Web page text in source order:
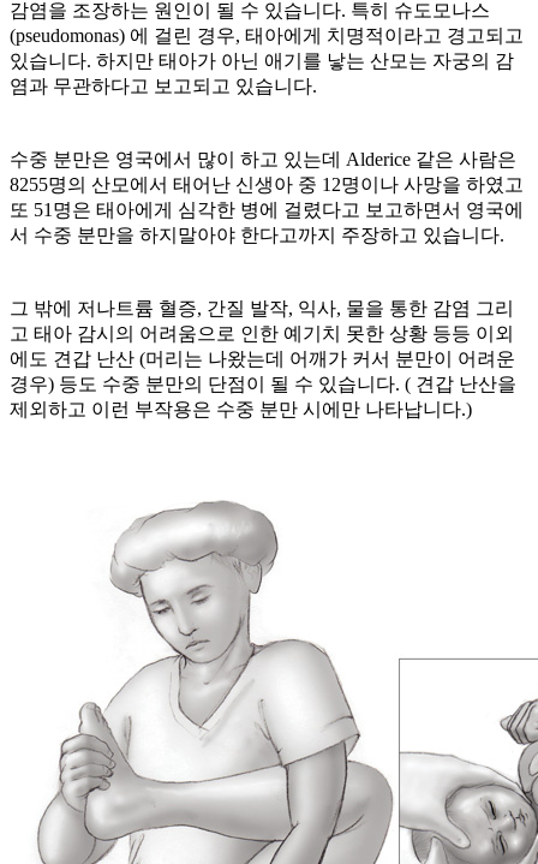
감염을 조장하는 원인이 될 수 있습니다. 특히 슈도모나스
(pseudomonas) 에 걸린 경우, 태아에게 치명적이라고 경고되고
있습니다. 하지만 태아가 아닌 애기를 낳는 산모는 자궁의 감
염과 무관하다고 보고되고 있습니다.
수중 분만은 영국에서 많이 하고 있는데 Alderice 같은 사람은
8255명의 산모에서 태어난 신생아 중 12명이나 사망을 하였고
또 51 명은 태아에게 심각한 병에 걸렸다고 보고하면서 영국에
서 수중 분만을 하지말아야 한다고까지 주장하고 있습니다.
그 밖에 저나트륨 혈증, 간질 발작, 익사, 물을 통한 감염 그리
고 태아 감시의 어려움으로 인한 예기치 못한 상황 등등 이외
에도 견갑 난산 (머리는 나왔는데 어깨가 커서 분만이 어려운
경우) 등도 수중 분만의 단점이 될 수 있습니다. ( 견갑 난산을
제외하고 이런 부작용은 수중 분만 시에만 나타납니다.)